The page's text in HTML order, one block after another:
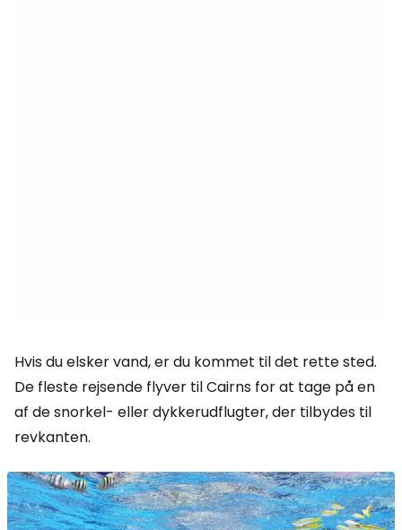
Hvis du elsker vand, er du kommet til det rette sted.
De fleste rejsende flyver til Cairns for at tage på en
af de snorkel- eller dykkerudflugter, der tilbydes til
revkanten.